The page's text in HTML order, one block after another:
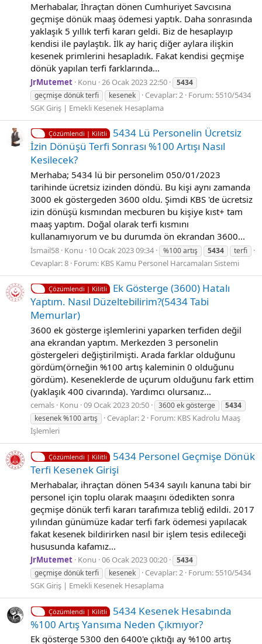
Merhabalar, İhraçtan dönen Cumhuriyet Savcısına
geçmişe dönük maaş ödemesi yaptık. Daha sonrasında
yaklaşık 5 yıllık terfi kararı geldi. Biz de hesaplayıp
kendisi ile paylaştık. İlk ay hariç diğer aylara ilişkin
kesenek primlerini hesapladık. Fakat kendisi geçmişe
dönük yapılan terfi farklarında...
JrMutemet Konu 26 Ocak 2023 22:50
5434
geçmişe dönük terfi
kesenek Cevaplar: 2 Forum: 5510/5434
SGK Giriş | Emekli Kesenek Hesaplama
Çözümlendi | Kilitli
5434 Lü Personelin Ücretsiz
İzin Dönüşü Terfi Sonrası %100 Artışı Nasıl
Kesilecek?
Merhaba; 5434 lü bir personelim 050/01/2023
tarihinde ücretsiz izinden döndü. Bu kişi aynı zamanda
3000 ek göstergeden 3600 oldu. Şimdi KBS 'de ücretsiz
izin dönüşü kısmından mecburen bu kişiye kıst+ tam
maaş yaptım. Doğal olarak terfi kısmını
kullanamıyorum ve bu durumda ön ekrandan 3600...
İsmail58 Konu 10 Ocak 2023 09:34 %100 artış 5434 terfi
Cevaplar: 8 Forum: KBS Kamu Personel Harcamaları Sistemi
Çözümlendi | Kilitli
Ek Gösterge (3600) Hatalı
Yaptım. Nasıl Düzeltebilirim?(5434 Tabi
Memurlar)
3600 ek gösterge işlemlerini yaparken terfiden değil
ana ekrandan yaptım. Merkezden 3 personelin
göstergeleri değiştirilmişti. Arada farklar olduğunu
gördüm(örneğin %100 artış kaleminin 0 olduğunu
gördüm). Keseneklerde de uçurum olduğunu fark ettim
(yaklaşık 400 civarında). Yardımcı olursanız...
cemals Konu 09 Ocak 2023 20:50 3600 ek gösterge
5434
kesenek %100 artış
Cevaplar: 2 Forum: KBS Kadrolu Maaş
İşlemleri
Çözümlendi | Kilitli
5434 Personel Geçmişe Dönük
Terfi Kesenek Girişi
Merhabalar, ihraçtan dönen 5434 sayılı kanuna tabi bir
personel için toplu olarak maaşını ödedikten sonra
geçmişe dönük terfi kararı tarafımıza tebliğ edildi. 2017
yılından günümüze kadar terfi fark ödemesi yapılacak
fakat kesenek bildirirken nasıl bir işlem tesis edileceği
hususunda kafamız...
JrMutemet Konu 06 Ocak 2023 00:20
5434
geçmişe dönük terfi
kesenek Cevaplar: 2 Forum: 5510/5434
SGK Giriş | Emekli Kesenek Hesaplama
Çözümlendi | Kilitli
5434 Kesenek Hesabında
%100 Artış Yansıma Neden Çıkmıyor?
Ek gösterge 5300 den 6400'e çıktığı ay %100 artış